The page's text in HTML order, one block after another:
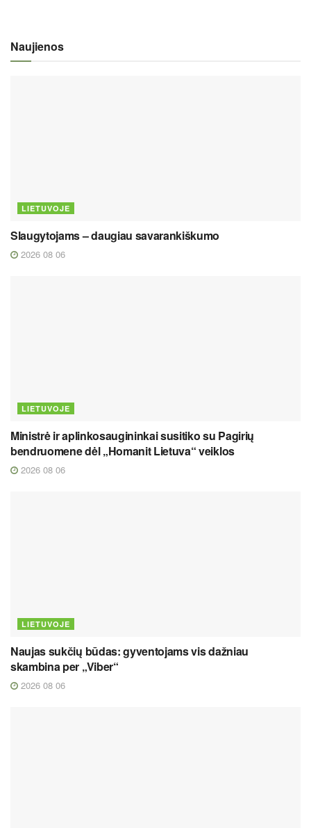
Naujienos
LIETUVOJE
Slaugytojams – daugiau savarankiškumo
2026 08 06
LIETUVOJE
Ministrė ir aplinkosaugininkai susitiko su Pagirių
bendruomene dėl „Homanit Lietuva“ veiklos
2026 08 06
LIETUVOJE
Naujas sukčių būdas: gyventojams vis dažniau
skambina per „Viber“
2026 08 06